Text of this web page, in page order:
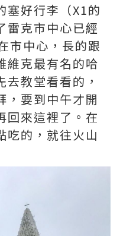
塞好行李（X1的
雷克市中心已經
市中心，長的跟
維克最有名的哈
教堂看看的，
，要到中午才開
回來這裡了。在
吃的，就往火山